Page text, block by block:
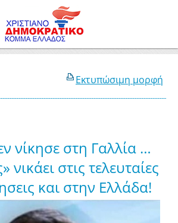
Εκτυπώσιμη μορφή
νίκησε στη Γαλλία …
νικάει στις τελευταίες
και στην Ελλάδα!